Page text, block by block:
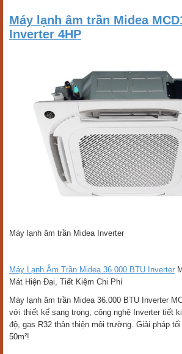
Máy lạnh âm trần Midea
Inverter 4HP
Máy lạnh âm trần Midea Inverter
Máy Lạnh Âm Trần Midea 36.000 BTU Inverter
Mát Hiện Đại, Tiết Kiệm Chi Phí
Máy lạnh âm trần Midea 36.000 BTU Inverter
với thiết kế sang trọng, công nghệ Inverter tiết
độ, gas R32 thân thiện môi trường. Giải pháp
50m²!